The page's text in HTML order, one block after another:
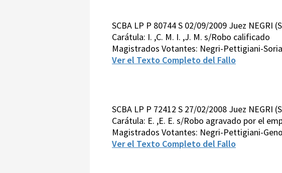
SCBA LP P 80744 S 02/09/2009 Juez NEGRI
Carátula: I. ,C. M. I. ,J. M. s/Robo calificado
Magistrados Votantes: Negri-Pettigiani-
Ver el Texto Completo del Fallo
SCBA LP P 72412 S 27/02/2008 Juez NEGRI
Carátula: E. ,E. E. s/Robo agravado por el
Magistrados Votantes: Negri-Pettigiani-
Ver el Texto Completo del Fallo